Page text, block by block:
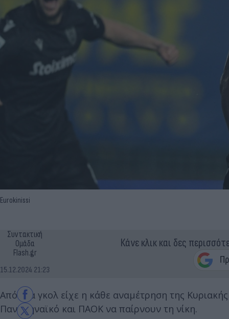
Eurokinissi
Συντακτική
Ομάδα
Flash.gr
15.12.2024 21:23
Κάνε κλικ και δες
Από ένα γκολ είχε η κάθε αναμέτρηση της
Παναθηναϊκό και ΠΑΟΚ να παίρνουν τη νίκη.